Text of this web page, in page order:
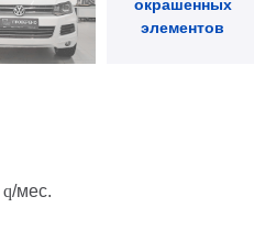
окрашенных
элементов
q/мес.